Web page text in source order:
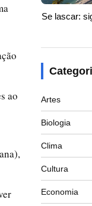
ao
Se lascar:
Artes
Biologia
Clima
Cultura
Economia